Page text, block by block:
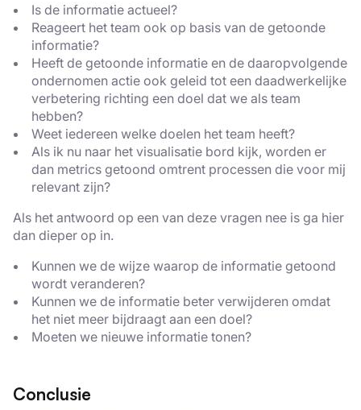
Is de informatie actueel?
Reageert het team ook op basis van de getoonde
informatie?
Heeft de getoonde informatie en de daaropvolgende
ondernomen actie ook geleid tot een daadwerkelijke
verbetering richting een doel dat we als team
hebben?
Weet iedereen welke doelen het team heeft?
Als ik nu naar het visualisatie bord kijk, worden er
dan metrics getoond omtrent processen die voor mij
relevant zijn?
Als het antwoord op een van deze vragen nee is ga hier
dan dieper op in.
Kunnen we de wijze waarop de informatie getoond
wordt veranderen?
Kunnen we de informatie beter verwijderen omdat
het niet meer bijdraagt aan een doel?
Moeten we nieuwe informatie tonen?
Conclusie
ALLES ACCEPTEREN
ALLES AFWIJZEN
DETAILS WEERGEVEN